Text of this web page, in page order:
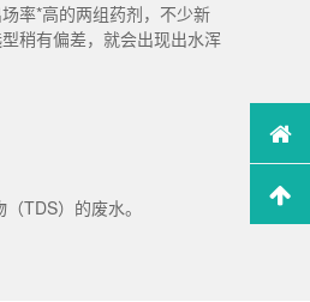
率*高的两组药剂，不少新
稍有偏差，就会出现出水浑
TDS）的废水。